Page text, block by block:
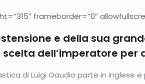
frameborder=”0″
e della sua
dell’imperatore per
di Luigi Gaudio parte in inglese